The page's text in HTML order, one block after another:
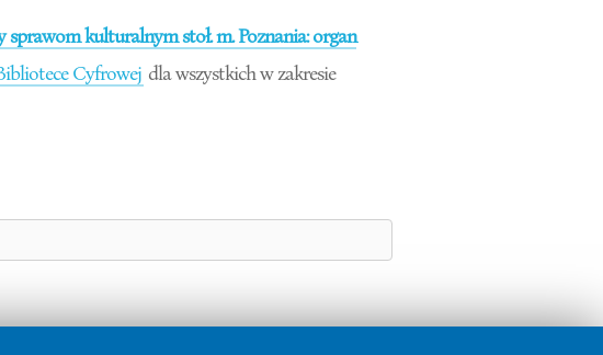
kulturalnym stoł. m. Poznania: organ
Cyfrowej dla wszystkich w zakresie